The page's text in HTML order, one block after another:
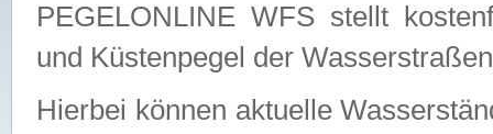
PEGELONLINE WFS stellt
und Küstenpegel der
Hierbei können aktuelle